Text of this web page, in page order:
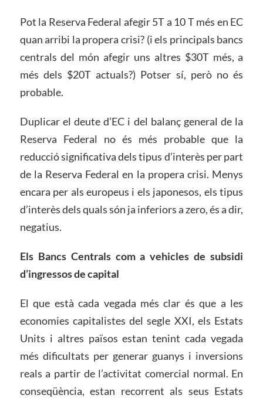
Pot la Reserva Federal afegir 5T a 10 T més en EC
quan arribi la propera crisi? (i els principals bancs
centrals del món afegir uns altres $30T més, a
més dels $20T actuals?) Potser sí, però no és
probable.
Duplicar el deute d’EC i del balanç general de la
Reserva Federal no és més probable que la
reducció significativa dels tipus d’interès per part
de la Reserva Federal en la propera crisi. Menys
encara per als europeus i els japonesos, els tipus
d’interès dels quals són ja inferiors a zero, és a dir,
negatius.
Els Bancs Centrals com a vehicles de subsidi
d’ingressos de capital
El que està cada vegada més clar és que a les
economies capitalistes del segle XXI, els Estats
Units i altres països estan tenint cada vegada
més dificultats per generar guanys i inversions
reals a partir de l’activitat comercial normal. En
conseqüència, estan recorrent als seus Estats